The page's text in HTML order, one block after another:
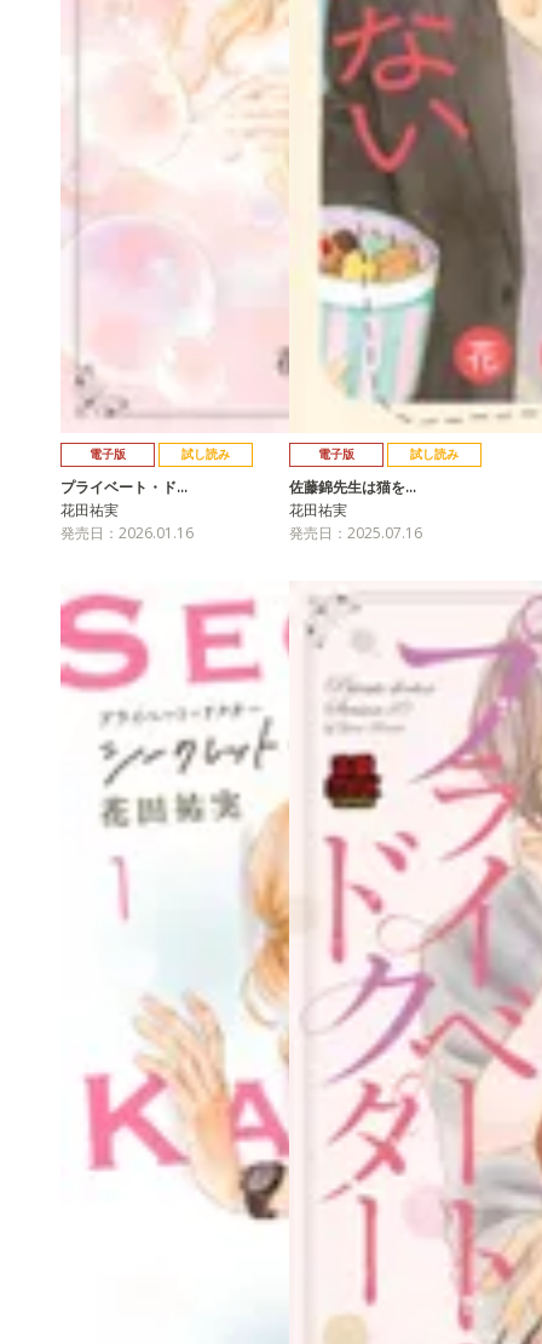
電子版 試し読み
プライベート・ド…
花田祐実
発売日：2026.01.16
電子版 試し読み
佐藤錦先生は猫を…
花田祐実
発売日：2025.07.16